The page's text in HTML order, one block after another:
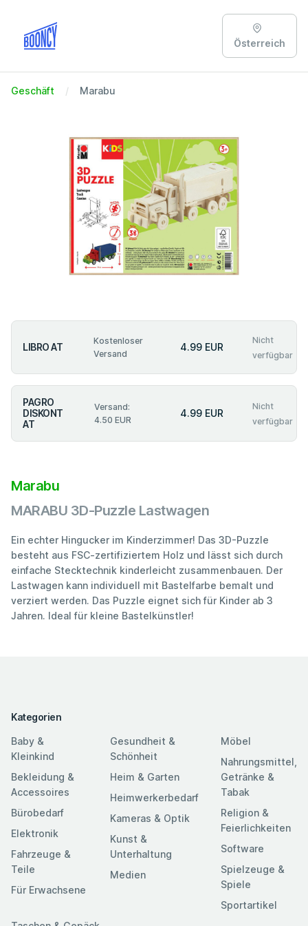
Österreich
Geschäft Marabu
LIBRO AT
Kostenloser
Versand
4.99 EUR
Nicht
verfügbar
PAGRO
DISKONT
AT
Versand:
4.50 EUR
4.99 EUR
Nicht
verfügbar
Marabu
MARABU 3D-Puzzle Lastwagen
Ein echter Hingucker im Kinderzimmer! Das 3D-Puzzle
besteht aus FSC-zertifiziertem Holz und lässt sich durch
einfache Stecktechnik kinderleicht zusammenbauen. Der
Lastwagen kann individuell mit Bastelfarbe bemalt und
verziert werden. Das Puzzle eignet sich für Kinder ab 3
Jahren. Ideal für kleine Bastelkünstler!
Kategorien
Baby &
Kleinkind
Bekleidung &
Accessoires
Bürobedarf
Elektronik
Fahrzeuge &
Teile
Für Erwachsene
Gesundheit &
Schönheit
Heim & Garten
Heimwerkerbedarf
Kameras & Optik
Kunst &
Unterhaltung
Medien
Möbel
Nahrungsmittel,
Getränke &
Tabak
Religion &
Feierlichkeiten
Software
Spielzeuge &
Spiele
Sportartikel